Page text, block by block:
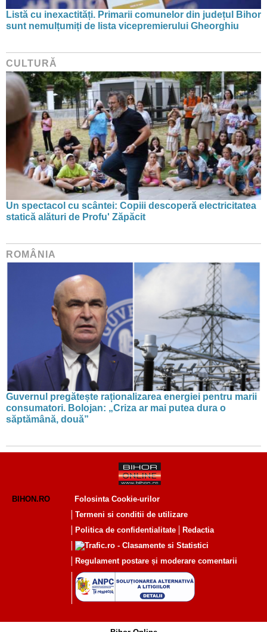
Listă cu inexactități. Primarii comunelor din județul Bihor
sunt nemulțumiți de lista vicepremierului Gheorghiu
CULTURĂ
Un spectacol cu scântei: Copiii descoperă electricitatea
statică alături de Profu' Zăpăcit
ROMÂNIA
Guvernul pregătește raționalizarea energiei pentru marii
consumatori. Bolojan: „Criza ar mai putea dura o
săptămână, două”
BIHON.RO
Folosinta Cookie-urilor
Termeni si conditii de utilizare
Politica de confidentialitate
Redactia
Regulament postare și moderare comentarii